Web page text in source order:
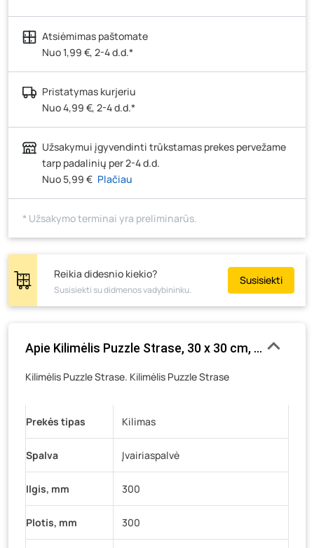
Ateities g. 15, Vilnius- 0 vienetų
Kauno r., Narsiečių k., Vytauto g. 183, Kaunas
vienetų
Šilutės pl. 83A, Klaipėda- 0 vienetų
Pramonės g. 7, Šiauliai
Klaipėdos g. 170R, Panevėžys
J. Basanavičiaus g. 6, Utena
Novočėbės k. 3, Kėdainiai
Skuodo g. 41, Mažeikiai- 2 vienetai
Žemaičių g. 2, Raseiniai
Pramonės g. 6E, Šilutė- 0 vienetų
Gedimino g. 54, Tauragė- 0 vienetų
Veteranų g. 11, Visaginas- 0 vienetų
Baravykų g. 1, Druskininkai- 0 vienetų
K. Donelaičio g. 17, Rokiškis
Šaltupės g. 64, Zarasai- 0 vienetų
Atsiėmimas paštomate
Nuo 1,99 €, 2-4 d.d.*
Pristatymas kurjeriu
Nuo 4,99 €, 2-4 d.d.*
Užsakymui įgyvendinti trūkstamas prekes pervežame
tarp padalinių per 2-4 d.d.
Nuo 5,99 € Plačiau
* Užsakymo terminai yra preliminarūs.
Reikia didesnio kiekio?
Susisiekti su didmenos vadybininku.
Susisiekti
Apie Kilimėlis Puzzle Strase, 30 x 30 cm, keliukai,
Kilimėlis Puzzle Strase. Kilimėlis Puzzle Strase
Prekės tipas Kilimas
Spalva Įvairiaspalvė
Ilgis, mm 300
Plotis, mm 300